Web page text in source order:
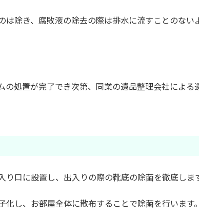
除き、腐敗液の除去の際は排水に流すことのな
処置が完了でき次第、同業の遺品整理会社によ
口に設置し、出入りの際の靴底の除菌を徹底します
し、お部屋全体に散布することで除菌を行います。